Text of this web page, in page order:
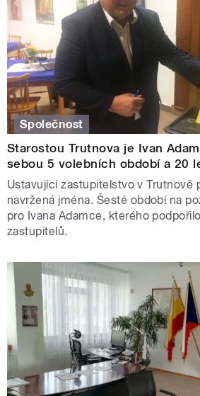
Společnost
Starostou Trutnova je Ivan
sebou 5 volebních období a 20
Ustavující zastupitelstvo v Trutnově
navržená jména. Šesté období na
pro Ivana Adamce, kterého
zastupitelů.